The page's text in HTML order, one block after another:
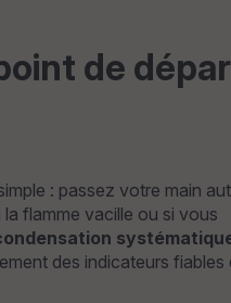
de
: passez votre main
flamme vacille ou si vous
des indicateurs fiables